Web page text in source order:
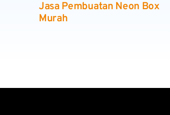
Jasa Pembuatan Neon Box
Murah